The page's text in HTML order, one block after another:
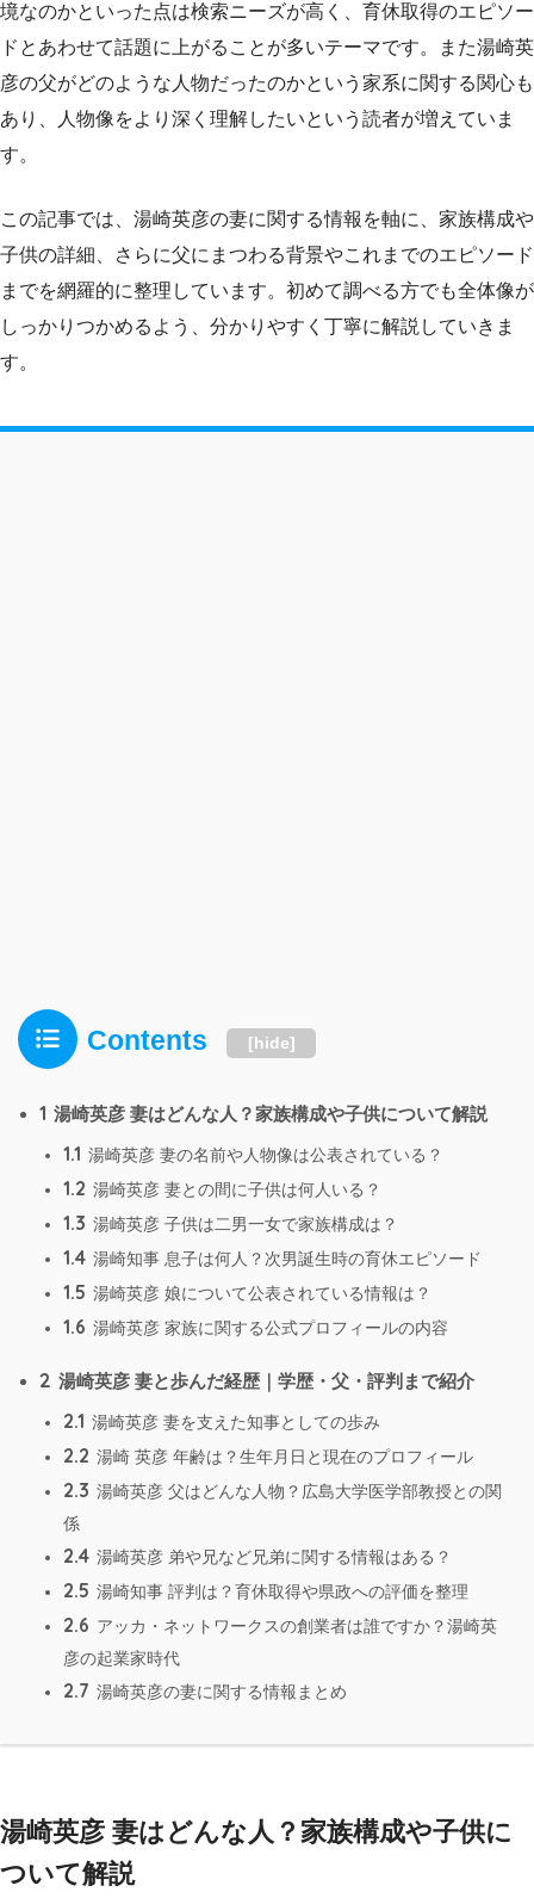
境なのかといった点は検索ニーズが高く、育休取得のエピソー
ドとあわせて話題に上がることが多いテーマです。また湯崎英
彦の父がどのような人物だったのかという家系に関する関心も
あり、人物像をより深く理解したいという読者が増えていま
す。
この記事では、湯崎英彦の妻に関する情報を軸に、家族構成や
子供の詳細、さらに父にまつわる背景やこれまでのエピソード
までを網羅的に整理しています。初めて調べる方でも全体像が
しっかりつかめるよう、分かりやすく丁寧に解説していきま
す。
Contents [hide]
1 湯崎英彦 妻はどんな人？家族構成や子供について解説
1.1 湯崎英彦 妻の名前や人物像は公表されている？
1.2 湯崎英彦 妻との間に子供は何人いる？
1.3 湯崎英彦 子供は二男一女で家族構成は？
1.4 湯崎知事 息子は何人？次男誕生時の育休エピソード
1.5 湯崎英彦 娘について公表されている情報は？
1.6 湯崎英彦 家族に関する公式プロフィールの内容
2 湯崎英彦 妻と歩んだ経歴｜学歴・父・評判まで紹介
2.1 湯崎英彦 妻を支えた知事としての歩み
2.2 湯崎 英彦 年齢は？生年月日と現在のプロフィール
2.3 湯崎英彦 父はどんな人物？広島大学医学部教授との関
係
2.4 湯崎英彦 弟や兄など兄弟に関する情報はある？
2.5 湯崎知事 評判は？育休取得や県政への評価を整理
2.6 アッカ・ネットワークスの創業者は誰ですか？湯崎英
彦の起業家時代
2.7 湯崎英彦の妻に関する情報まとめ
湯崎英彦 妻はどんな人？家族構成や子供に
ついて解説